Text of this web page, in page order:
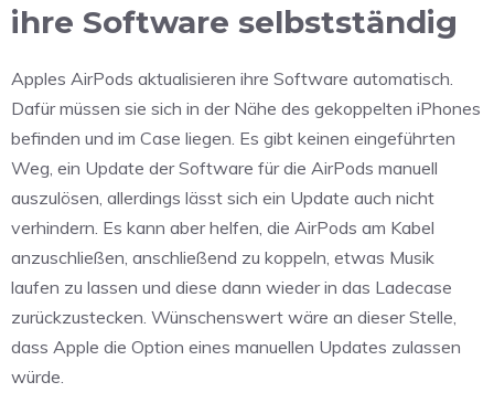
ihre Software selbstständig
Apples AirPods aktualisieren ihre Software automatisch.
Dafür müssen sie sich in der Nähe des gekoppelten iPhones
befinden und im Case liegen. Es gibt keinen eingeführten
Weg, ein Update der Software für die AirPods manuell
auszulösen, allerdings lässt sich ein Update auch nicht
verhindern. Es kann aber helfen, die AirPods am Kabel
anzuschließen, anschließend zu koppeln, etwas Musik
laufen zu lassen und diese dann wieder in das Ladecase
zurückzustecken. Wünschenswert wäre an dieser Stelle,
dass Apple die Option eines manuellen Updates zulassen
würde.